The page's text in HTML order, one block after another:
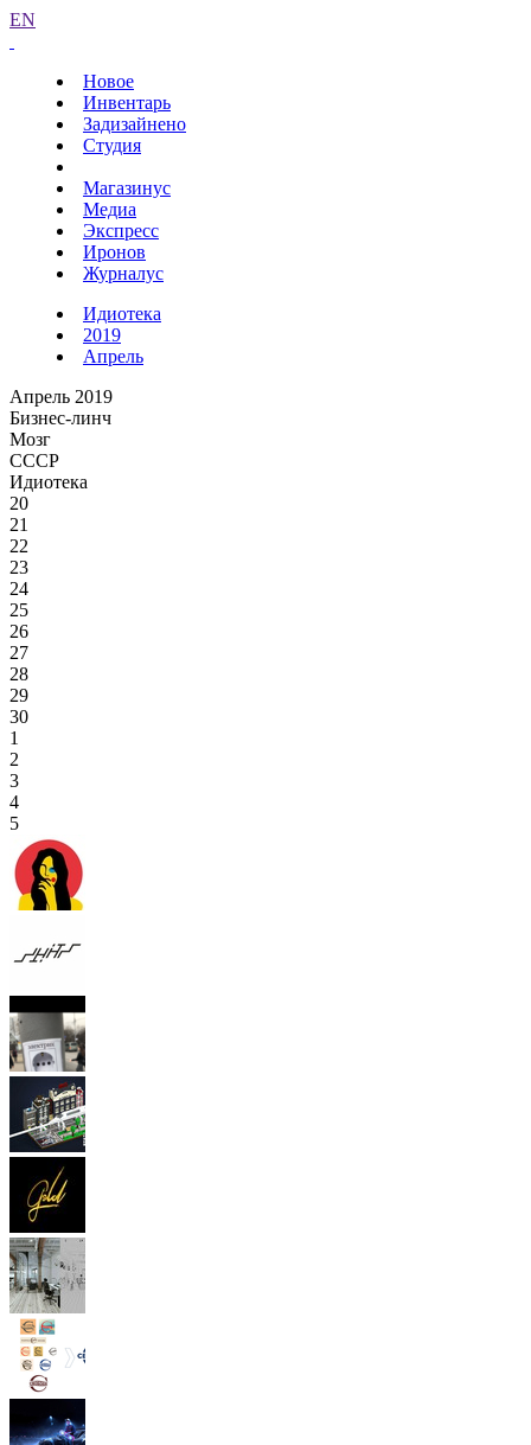
EN
Новое
Инвентарь
Задизайнено
Студия
Магазинус
Медиа
Экспресс
Иронов
Журналус
Идиотека
2019
Апрель
Апрель 2019
Бизнес-линч
Мозг
СССР
Идиотека
20
21
22
23
24
25
26
27
28
29
30
1
2
3
4
5